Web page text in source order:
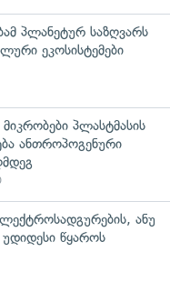
პლანეტურ საზღვარს
ეკოსისტემები
პლასტმასის
ანთროპოგენური
ანუ
უდიდესი წყაროს